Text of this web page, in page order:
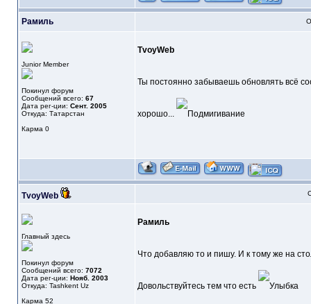
Рамиль
Junior Member
Покинул форум
Сообщений всего: 67
Дата рег-ции: Сент. 2005
Откуда: Татарстан
Карма 0
TvoyWeb
Ты постоянно забываешь обновлять всё
хорошо...
TvoyWeb
Главный здесь
Покинул форум
Сообщений всего: 7072
Дата рег-ции: Нояб. 2003
Откуда: Tashkent Uz
Карма 52
Рамиль
Что добавляю то и пишу. И к тому же на
Довольствуйтесь тем что есть